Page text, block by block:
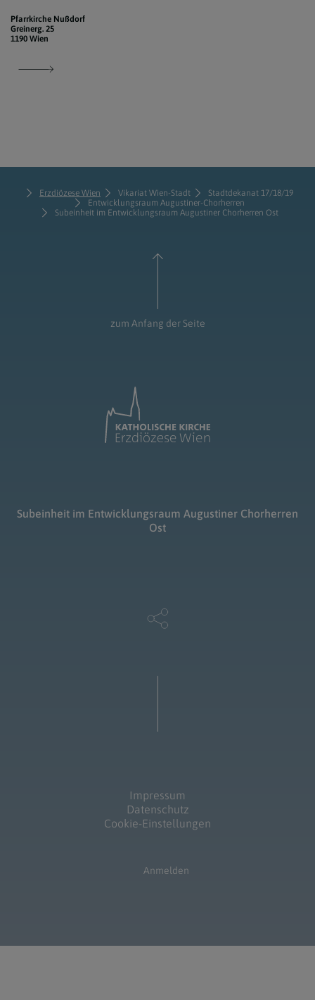
Pfarrkirche Nußdorf
Greinerg. 25
1190 Wien
Erzdiözese Wien Vikariat Wien-Stadt
Stadtdekanat 17/18/19
Entwicklungsraum Augustiner-Chorherren
Subeinheit im Entwicklungsraum Augustiner Chorherren Ost
zum Anfang der Seite
Subeinheit im Entwicklungsraum Augustiner Chorherren
Ost
Impressum
Datenschutz
Cookie-Einstellungen
Anmelden